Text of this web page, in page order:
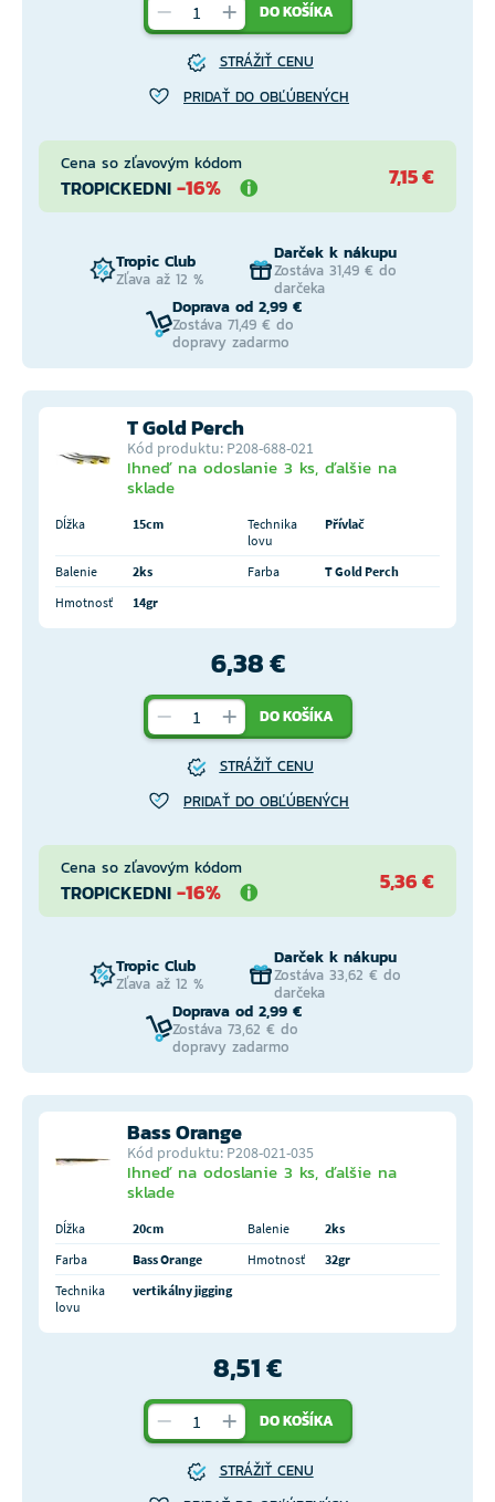
DO KOŠÍKA
STRÁŽIŤ CENU
PRIDAŤ DO OBĽÚBENÝCH
Cena so zľavovým kódom
TROPICKEDNI -16% 7,15 €
Tropic Club
Zľava až 12 %
Darček k nákupu
Zostáva 31,49 € do
darčeka
Doprava od 2,99 €
Zostáva 71,49 € do
dopravy zadarmo
T Gold Perch
Kód produktu: P208-688-021
Ihneď na odoslanie 3 ks, ďalšie na
sklade
Dĺžka 15cm
Technika
lovu
Přívlač
Balenie 2ks Farba
T Gold Perch
Hmotnosť
14gr
6,38 €
DO KOŠÍKA
STRÁŽIŤ CENU
PRIDAŤ DO OBĽÚBENÝCH
Cena so zľavovým kódom
TROPICKEDNI -16% 5,36 €
Tropic Club
Zľava až 12 %
Darček k nákupu
Zostáva 33,62 € do
darčeka
Doprava od 2,99 €
Zostáva 73,62 € do
dopravy zadarmo
Bass Orange
Kód produktu: P208-021-035
Ihneď na odoslanie 3 ks, ďalšie na
sklade
Dĺžka 20cm Balenie
2ks
Farba
Bass Orange Hmotnosť
32gr
Technika
lovu
vertikálny jigging
8,51 €
DO KOŠÍKA
STRÁŽIŤ CENU